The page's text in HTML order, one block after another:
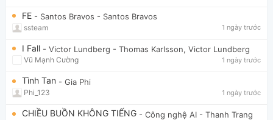
FE - Santos Bravos - Santos Bravos
ssteam 1 ngày trước
I Fall - Victor Lundberg - Thomas Karlsson, Victor Lundberg
Vũ Mạnh Cường 1 ngày trước
Tình Tan - Gia Phi
Phi_123 1 ngày trước
CHIỀU BUỒN KHÔNG TIẾNG - Công nghệ AI - Thanh Trang